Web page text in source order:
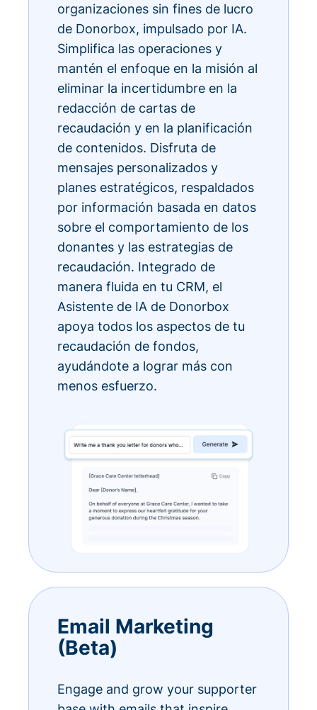
organizaciones sin fines de lucro
de Donorbox, impulsado por IA.
Simplifica las operaciones y
mantén el enfoque en la misión al
eliminar la incertidumbre en la
redacción de cartas de
recaudación y en la planificación
de contenidos. Disfruta de
mensajes personalizados y
planes estratégicos, respaldados
por información basada en datos
sobre el comportamiento de los
donantes y las estrategias de
recaudación. Integrado de
manera fluida en tu CRM, el
Asistente de IA de Donorbox
apoya todos los aspectos de tu
recaudación de fondos,
ayudándote a lograr más con
menos esfuerzo.
Email Marketing
(Beta)
Engage and grow your supporter